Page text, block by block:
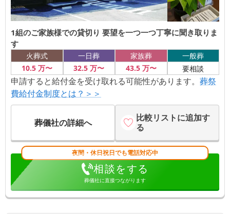
1組のご家族様での貸切り 要望を一つ一つ丁寧に聞き取りま
す
火葬式
10.5万〜
一日葬
32.5 万〜
家族葬
43.5万〜
一般葬
要相談
申請すると給付金を受け取れる可能性があります。 葬祭
費給付金制度とは？＞＞
葬儀社の詳細へ
比較リストに追加す
る
夜間・休日祝日でも電話対応中
相談をする
葬儀社に直接つながります